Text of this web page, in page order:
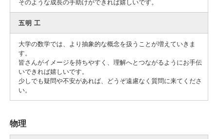
そのような成長の手助けができれば嬉しいです。
五明 工
大学の数学では、より抽象的な概念を扱うことが増えていきま
す。
皆さんがイメージを持ちやすく、理解へとつながるようにお手伝
いできれば嬉しいです。
少しでも疑問や不安があれば、どうぞ遠慮なく質問に来てくださ
い。
物理